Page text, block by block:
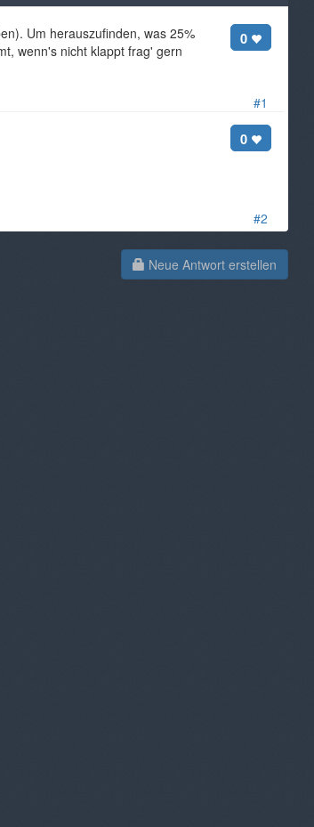
#1
0
Um herauszufinden, was 25%
wenn's nicht klappt frag' gern
#2
0
Neue Antwort erstellen